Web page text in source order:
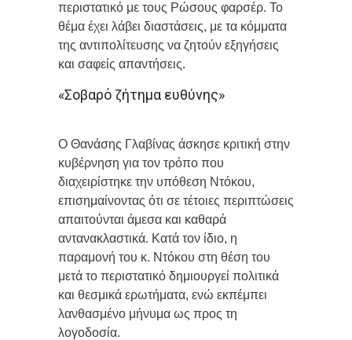
περιστατικό με τους Ρώσους φαρσέρ. Το
θέμα έχει λάβει διαστάσεις, με τα κόμματα
της αντιπολίτευσης να ζητούν εξηγήσεις
και σαφείς απαντήσεις.
«Σοβαρό ζήτημα ευθύνης»
Ο Θανάσης Γλαβίνας άσκησε κριτική στην
κυβέρνηση για τον τρόπο που
διαχειρίστηκε την υπόθεση Ντόκου,
επισημαίνοντας ότι σε τέτοιες περιπτώσεις
απαιτούνται άμεσα και καθαρά
αντανακλαστικά. Κατά τον ίδιο, η
παραμονή του κ. Ντόκου στη θέση του
μετά το περιστατικό δημιουργεί πολιτικά
και θεσμικά ερωτήματα, ενώ εκπέμπει
λανθασμένο μήνυμα ως προς τη
λογοδοσία.